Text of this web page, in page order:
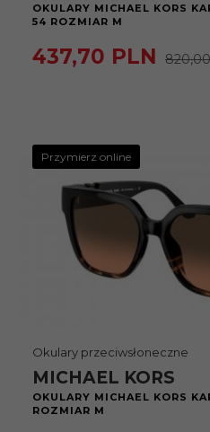
OKULARY MICHAEL KORS
54 ROZMIAR M
437,70 PLN
Przymierz online
Okulary przeciwsłoneczne
MICHAEL KORS
OKULARY MICHAEL KORS
ROZMIAR M